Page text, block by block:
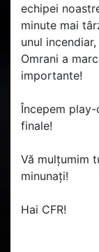
echipei
minute mai
unul
Omrani a
importante!
Începem
finale!
Vă mulțumim
minunați!
Hai CFR!